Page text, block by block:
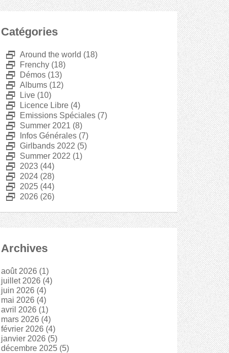
Catégories
D Around the world (18)
D Frenchy (18)
D Démos (13)
D Albums (12)
D Live (10)
D Licence Libre (4)
D Emissions Spéciales (7)
D Summer 2021 (8)
D Infos Générales (7)
D Girlbands 2022 (5)
D Summer 2022 (1)
D 2023 (44)
D 2024 (28)
D 2025 (44)
D 2026 (26)
Archives
août 2026 (1)
juillet 2026 (4)
juin 2026 (4)
mai 2026 (4)
avril 2026 (1)
mars 2026 (4)
février 2026 (4)
janvier 2026 (5)
décembre 2025 (5)